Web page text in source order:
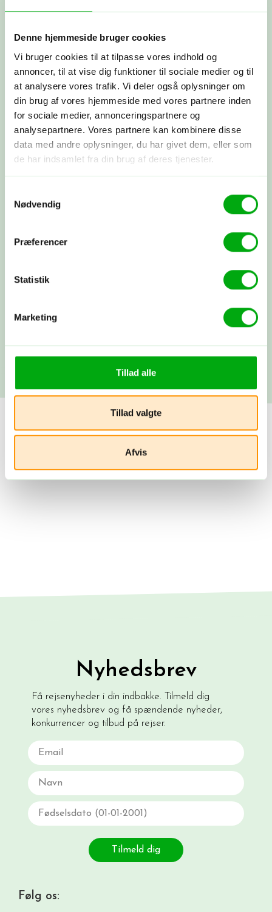
Denne hjemmeside bruger cookies
Vi bruger cookies til at tilpasse vores indhold og
annoncer, til at vise dig funktioner til sociale medier og til
at analysere vores trafik. Vi deler også oplysninger om
din brug af vores hjemmeside med vores partnere inden
for sociale medier, annonceringspartnere og
analysepartnere. Vores partnere kan kombinere disse
data med andre oplysninger, du har givet dem, eller som
de har indsamlet fra din brug af deres tjenester.
Nødvendig
Præferencer
Statistik
Marketing
Tillad alle
Tillad valgte
Afvis
Ring til os på 3315 3322, få et tilbud
eller book et møde med os. Det er
helt uforpligtende at få et tilbud.
Skræddersyet rejse
Sammen skræddersyr vi din drømmerejse
aftalt, og du modtager alle dine
rejsepapirer, så du rigtig kan glæde
Du rejser…! Du kan altid få fat i os
kommer hjem.
Nyhedsbrev
Få rejsenyheder i din indbakke. Tilmeld dig
vores nyhedsbrev og få spændende nyheder,
konkurrencer og tilbud på rejser.
Email
Navn
Fødselsdato
Tilmeld dig
Følg os: